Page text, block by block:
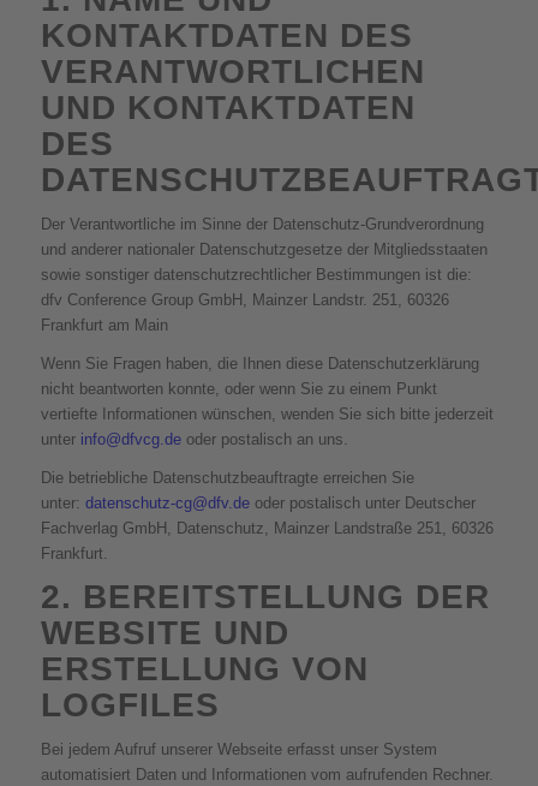
KONTAKTDATEN DES
VERANTWORTLICHEN
UND KONTAKTDATEN
DES
Der Verantwortliche im Sinne der Datenschutz-Grundverordnung
und anderer nationaler Datenschutzgesetze der Mitgliedsstaaten
sowie sonstiger datenschutzrechtlicher Bestimmungen ist die:
dfv Conference Group GmbH, Mainzer Landstr. 251, 60326
Frankfurt am Main
Wenn Sie Fragen haben, die Ihnen diese Datenschutzerklärung
nicht beantworten konnte, oder wenn Sie zu einem Punkt
vertiefte Informationen wünschen, wenden Sie sich bitte jederzeit
unter info@dfvcg.de oder postalisch an uns.
Die betriebliche Datenschutzbeauftragte erreichen Sie
unter: datenschutz-cg@dfv.deoder postalisch unter Deutscher
Fachverlag GmbH, Datenschutz, Mainzer Landstraße 251, 60326
Frankfurt.
2. BEREITSTELLUNG DER
WEBSITE UND
ERSTELLUNG VON
LOGFILES
Bei jedem Aufruf unserer Webseite erfasst unser System
automatisiert Daten und Informationen vom aufrufenden Rechner.